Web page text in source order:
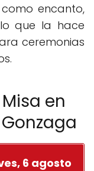
encanto,
que la hace
ceremonias
en
6 agosto